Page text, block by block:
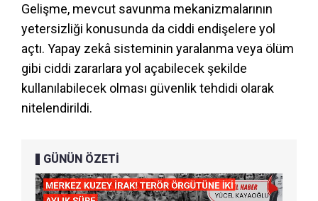
Gelişme, mevcut savunma mekanizmalarının
yetersizliği konusunda da ciddi endişelere yol
açtı. Yapay zekâ sisteminin yaralanma veya ölüm
gibi ciddi zararlara yol açabilecek şekilde
kullanılabilecek olması güvenlik tehdidi olarak
nitelendirildi.
GÜNÜN ÖZETİ